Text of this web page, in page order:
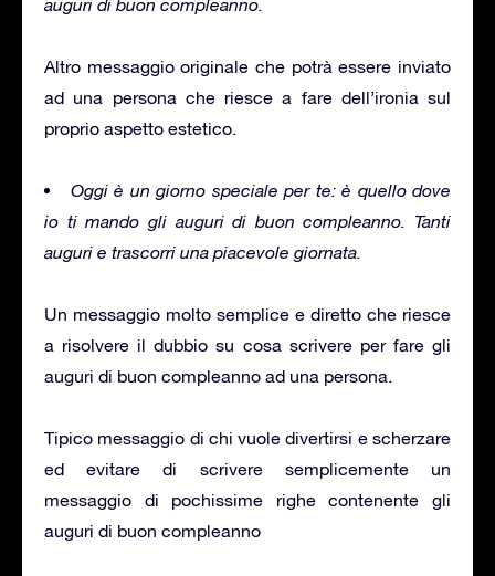
auguri di buon compleanno.
Altro messaggio originale che potrà essere inviato
ad una persona che riesce a fare dell’ironia sul
proprio aspetto estetico.
Oggi è un giorno speciale per te: è quello dove
io ti mando gli auguri di buon compleanno. Tanti
auguri e trascorri una piacevole giornata.
Un messaggio molto semplice e diretto che riesce
a risolvere il dubbio su cosa scrivere per fare gli
auguri di buon compleanno ad una persona.
Tipico messaggio di chi vuole divertirsi e scherzare
ed evitare di scrivere semplicemente un
messaggio di pochissime righe contenente gli
auguri di buon compleanno